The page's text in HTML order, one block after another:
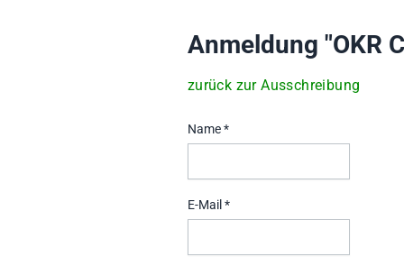
Anmeldung "OKR
zurück zur Ausschreibung
Name *
E-Mail *